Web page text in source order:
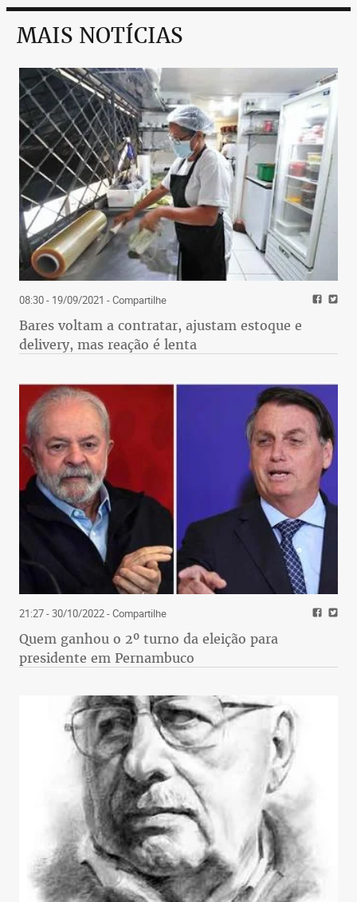
MAIS NOTÍCIAS
08:30 - 19/09/2021 - Compartilhe
Bares voltam a contratar, ajustam estoque e
delivery, mas reação é lenta
21:27 - 30/10/2022- Compartilhe
Quem ganhou o 2º turno da eleição para
presidente em Pernambuco